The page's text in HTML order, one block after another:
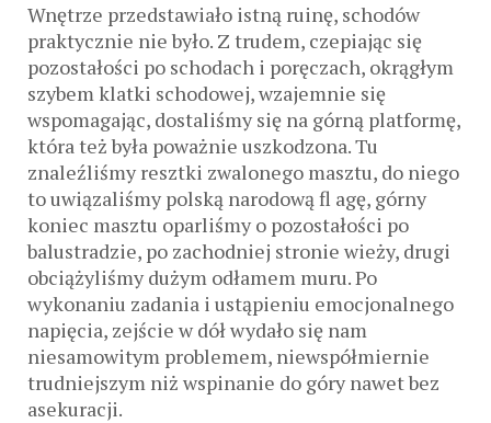
Wnętrze przedstawiało istną ruinę, schodów
praktycznie nie było. Z trudem, czepiając się
pozostałości po schodach i poręczach, okrągłym
szybem klatki schodowej, wzajemnie się
wspomagając, dostaliśmy się na górną platformę,
która też była poważnie uszkodzona. Tu
znaleźliśmy resztki zwalonego masztu, do niego
to uwiązaliśmy polską narodową fl agę, górny
koniec masztu oparliśmy o pozostałości po
balustradzie, po zachodniej stronie wieży, drugi
obciążyliśmy dużym odłamem muru. Po
wykonaniu zadania i ustąpieniu emocjonalnego
napięcia, zejście w dół wydało się nam
niesamowitym problemem, niewspółmiernie
trudniejszym niż wspinanie do góry nawet bez
asekuracji.